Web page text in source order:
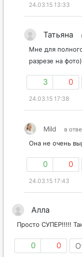
24.03.15 13:33
Татьяна
Мне для
разрезе на
3 0
24.03.15 17:38
Mild в
Она не очень
0 0
24.03.15 17:43
Алла
Просто СУПЕР!!!!!
0 0